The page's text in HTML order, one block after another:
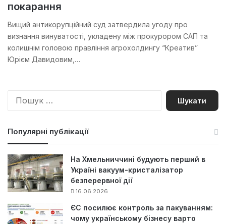
покарання
Вищий антикорупційний суд затвердила угоду про
визнання винуватості, укладену між прокурором САП та
колишнім головою правління агрохолдингу “Креатив”
Юрієм Давидовим,…
П
Популярні публікації
На Хмельниччині будують перший в
Україні вакуум-кристалізатор
безперервної дії
16.06.2026
ЄС посилює контроль за пакуванням:
чому українському бізнесу варто